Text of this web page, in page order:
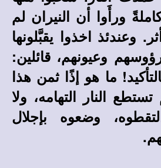
ورأَوا أن النيران لم
وعندئذ اخذوا يقبَّلونها
وعيونهم، قائلين:
ما هو إذًا ثمن هذا
النار التهامه، ولا
وضعوه بإجلال